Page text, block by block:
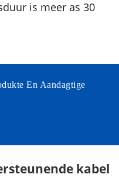
is meer as 30
En Aandagtige
kabel